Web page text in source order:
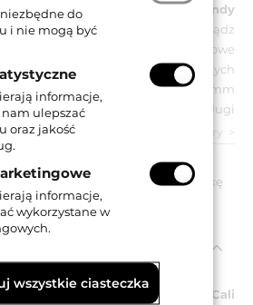
Trendy
Mosiądz
CS - chromowane matowe
Wewnętrznych
40x250 mm
Długi
zobacz wszystkie parametry
szyldach z otworem na wkładkę
Linea Cali
niezbędne do
i nie mogą być
informacje,
ulepszać
oraz jakość
informacje,
wykorzystane w
wszystkie ciasteczka